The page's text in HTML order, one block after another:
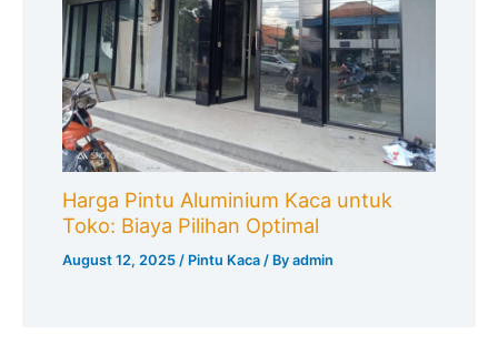
Harga Pintu Aluminium Kaca untuk
Toko: Biaya Pilihan Optimal
August 12, 2025/ Pintu Kaca / Byadmin